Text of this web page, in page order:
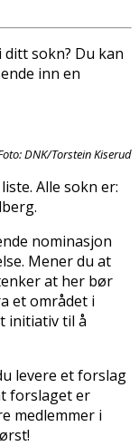
sokn? Du kan
inn en
DNK/Torstein Kiserud
Alle sokn er:
nominasjon
Mener du at
at her bør
et området i
initiativ til å
levere et forslag
forslaget er
medlemmer i